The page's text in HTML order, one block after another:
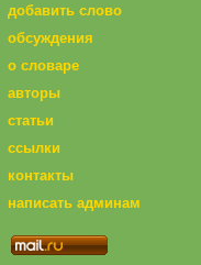
добавить слово
обсуждения
о словаре
авторы
статьи
ссылки
контакты
написать админам